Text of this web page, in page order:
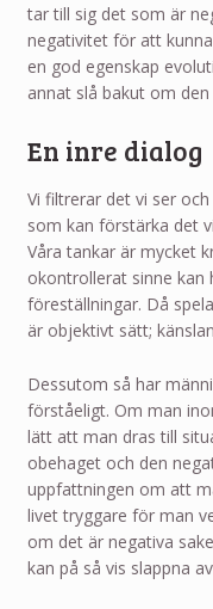
tar till sig det som är
negativitet för att
en god egenskap
annat slå bakut om
En inre dialog
Vi filtrerar det vi ser
som kan förstärka det
Våra tankar är mycket
okontrollerat sinne kan
föreställningar. Då
är objektivt sätt;
Dessutom så har
förståeligt. Om man
lätt att man dras till
obehaget och den
uppfattningen om att
livet tryggare för man
om det är negativa
kan på så vis slappna